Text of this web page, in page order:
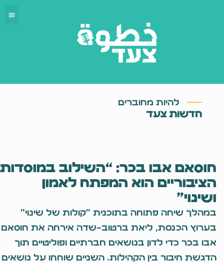
להיות מחוברים
חדשות צעד
חוסאם אבו בכר: “השילוב במוסדות
הציבוריים הוא המפתח לאמון
ושינוי”
במהלך שיחה פתוחה בתוכנית "קולות של שינוי"
בערוץ הכנסת, ליאת ברטוב-שדה אירחה את חוסאם
אבו בכר כדי לדון בנושאים חברתיים ופוליטיים תוך
הדגשת חיבור בין הקהילות. השניים שוחחו על נושאים